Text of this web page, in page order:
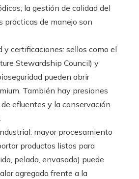
la gestión de calidad del
prácticas de manejo son
y certificaciones: sellos como el
Stewardship Council) y
pueden abrir
También hay presiones
efluentes y la conservación
mayor procesamiento
productos listos para
pelado, envasado) puede
agregado frente a la